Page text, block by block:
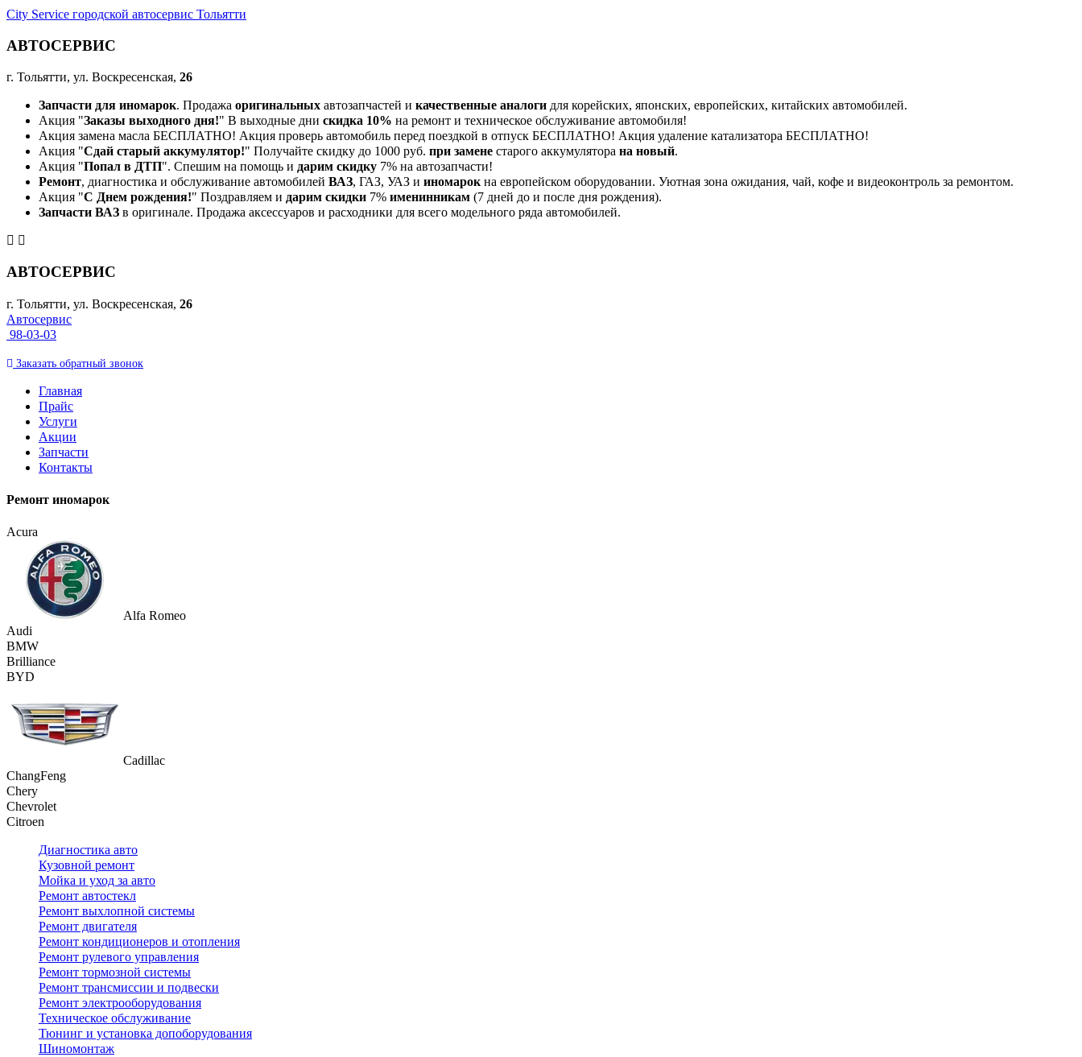
City Service городской автосервис Тольятти
АВТОСЕРВИС
г. Тольятти, ул. Воскресенская, 26
Запчасти для иномарок. Продажа оригинальных автозапчастей и качественные аналоги для корейских, японских, европейских, китайских автомобилей.
Акция "Заказы выходного дня!" В выходные дни скидка 10% на ремонт и техническое обслуживание автомобиля!
Акция замена масла БЕСПЛАТНО! Акция проверь автомобиль перед поездкой в отпуск БЕСПЛАТНО! Акция удаление катализатора БЕСПЛАТНО!
Акция "Сдай старый аккумулятор!" Получайте скидку до 1000 руб. при замене старого аккумулятора на новый.
Акция "Попал в ДТП". Спешим на помощь и дарим скидку 7% на автозапчасти!
Ремонт, диагностика и обслуживание автомобилей ВАЗ, ГАЗ, УАЗ и иномарокна европейском оборудовании. Уютная зона ожидания, чай, кофе и видеоконтроль за ремонтом.
Акция "С Днем рождения!" Поздравляем и дарим скидки 7% именинникам (7 дней до и после дня рождения).
Запчасти ВАЗ в оригинале. Продажа аксессуаров и расходники для всего модельного ряда автомобилей.
АВТОСЕРВИС
г. Тольятти, ул. Воскресенская, 26
Автосервис
98-03-03
Заказать обратный звонок
Главная
Прайс
Услуги
Акции
Запчасти
Контакты
Ремонт иномарок
Acura
Alfa Romeo
Audi
BMW
Brilliance
BYD
Cadillac
ChangFeng
Chery
Chevrolet
Citroen
Диагностика авто
Кузовной ремонт
Мойка и уход за авто
Ремонт автостекл
Ремонт выхлопной системы
Ремонт двигателя
Ремонт кондиционеров и отопления
Ремонт рулевого управления
Ремонт тормозной системы
Ремонт трансмиссии и подвески
Ремонт электрооборудования
Техническое обслуживание
Тюнинг и установка допоборудования
Шиномонтаж